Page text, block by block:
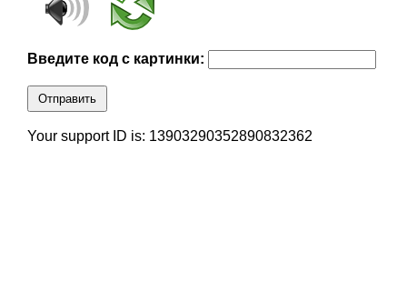
Введите код с картинки:
Отправить
Your support ID is: 13903290352890832362